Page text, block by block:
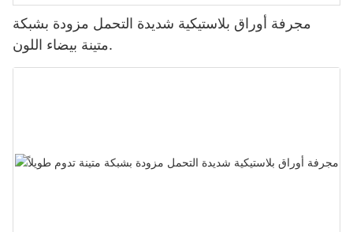
مجرفة أوراق بلاستيكية شديدة التحمل مزودة بشبكة
متينة بيضاء اللون.